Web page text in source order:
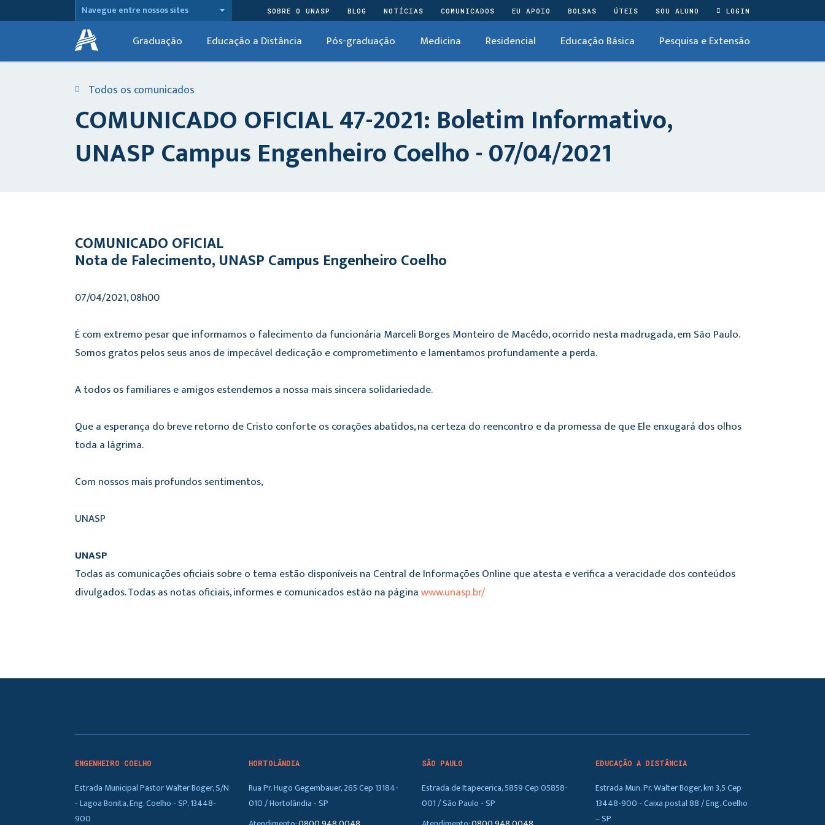
Navegue entre nossos sites SOBRE O UNASP BLOG NOTÍCIAS COMUNICADOS EU APOIO BOLSAS ÚTEIS SOU ALUNO LOGIN
Graduação Educação a Distância Pós-graduação Medicina Residencial Educação Básica Pesquisa e Extensão
Todos os comunicados
COMUNICADO OFICIAL 47-2021: Boletim Informativo,
UNASP Campus Engenheiro Coelho - 07/04/2021
COMUNICADO OFICIAL
Nota de Falecimento, UNASP Campus Engenheiro Coelho
07/04/2021, 08h00
É com extremo pesar que informamos o falecimento da funcionária Marceli Borges Monteiro de Macêdo, ocorrido nesta madrugada, em São Paulo.
Somos gratos pelos seus anos de impecável dedicação e comprometimento e lamentamos profundamente a perda.
A todos os familiares e amigos estendemos a nossa mais sincera solidariedade.
Que a esperança do breve retorno de Cristo conforte os corações abatidos, na certeza do reencontro e da promessa de que Ele enxugará dos olhos
toda a lágrima.
Com nossos mais profundos sentimentos,
UNASP
UNASP
Todas as comunicações oficiais sobre o tema estão disponíveis na Central de Informações Online que atesta e verifica a veracidade dos conteúdos
divulgados. Todas as notas oficiais, informes e comunicados estão na páginawww.unasp.br/
ENGENHEIRO COELHO
Estrada Municipal Pastor Walter Boger, S/N
- Lagoa Bonita, Eng. Coelho - SP, 13448-
900
HORTOLÂNDIA
Rua Pr. Hugo Gegembauer, 265 Cep 13184-
010 / Hortolândia - SP
SÃO PAULO
Estrada de Itapecerica, 5859 Cep 05858-
001 / São Paulo - SP
EDUCAÇÃO A DISTÂNCIA
Estrada Mun. Pr. Walter Boger, km 3,5 Cep
13448-900 - Caixa postal 88 / Eng. Coelho
– SP